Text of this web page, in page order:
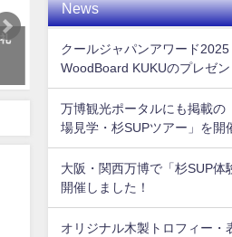
ＵＫ
固定
イ @リゾナーレ熱海
News
クールジャパンアワード
WoodBoard KUKUのプレゼン
万博観光ポータルにも掲載の
場見学・杉SUPツアー」を開
大阪・関西万博で「杉SUP体
開催しました！
オリジナル木製トロフィー・